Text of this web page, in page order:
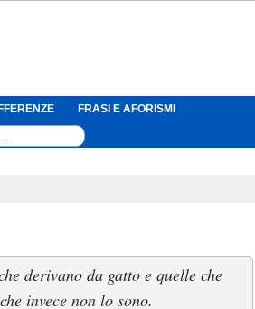
FRASI E AFORISMI
derivano da gatto e quelle che
invece non lo sono.